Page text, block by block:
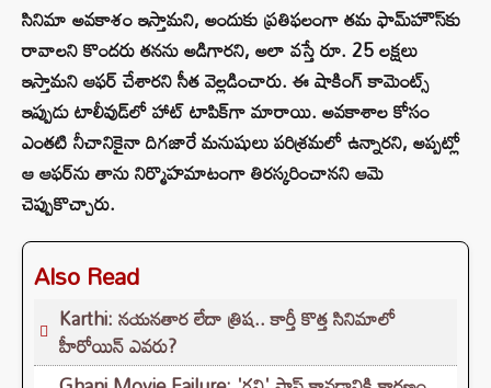
సినిమా అవకాశం ఇస్తామని, అందుకు ప్రతిఫలంగా తమ ఫామ్‌హౌస్‌కు
రావాలని కొందరు తనను అడిగారని, అలా వస్తే రూ. 25 లక్షలు
ఇస్తామని ఆఫర్ చేశారని సీత వెల్లడించారు. ఈ షాకింగ్ కామెంట్స్
ఇప్పుడు టాలీవుడ్‌లో హాట్ టాపిక్‌గా మారాయి. అవకాశాల కోసం
ఎంతటి నీచానికైనా దిగజారే మనుషులు పరిశ్రమలో ఉన్నారని, అప్పట్లో
ఆ ఆఫర్‌ను తాను నిర్మొహమాటంగా తిరస్కరించానని ఆమె
చెప్పుకొచ్చారు.
Also Read
Karthi: నయనతార లేదా త్రిష.. కార్తీ కొత్త సినిమాలో
హీరోయిన్ ఎవరు?